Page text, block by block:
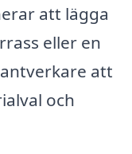
att lägga
eller en
att
och